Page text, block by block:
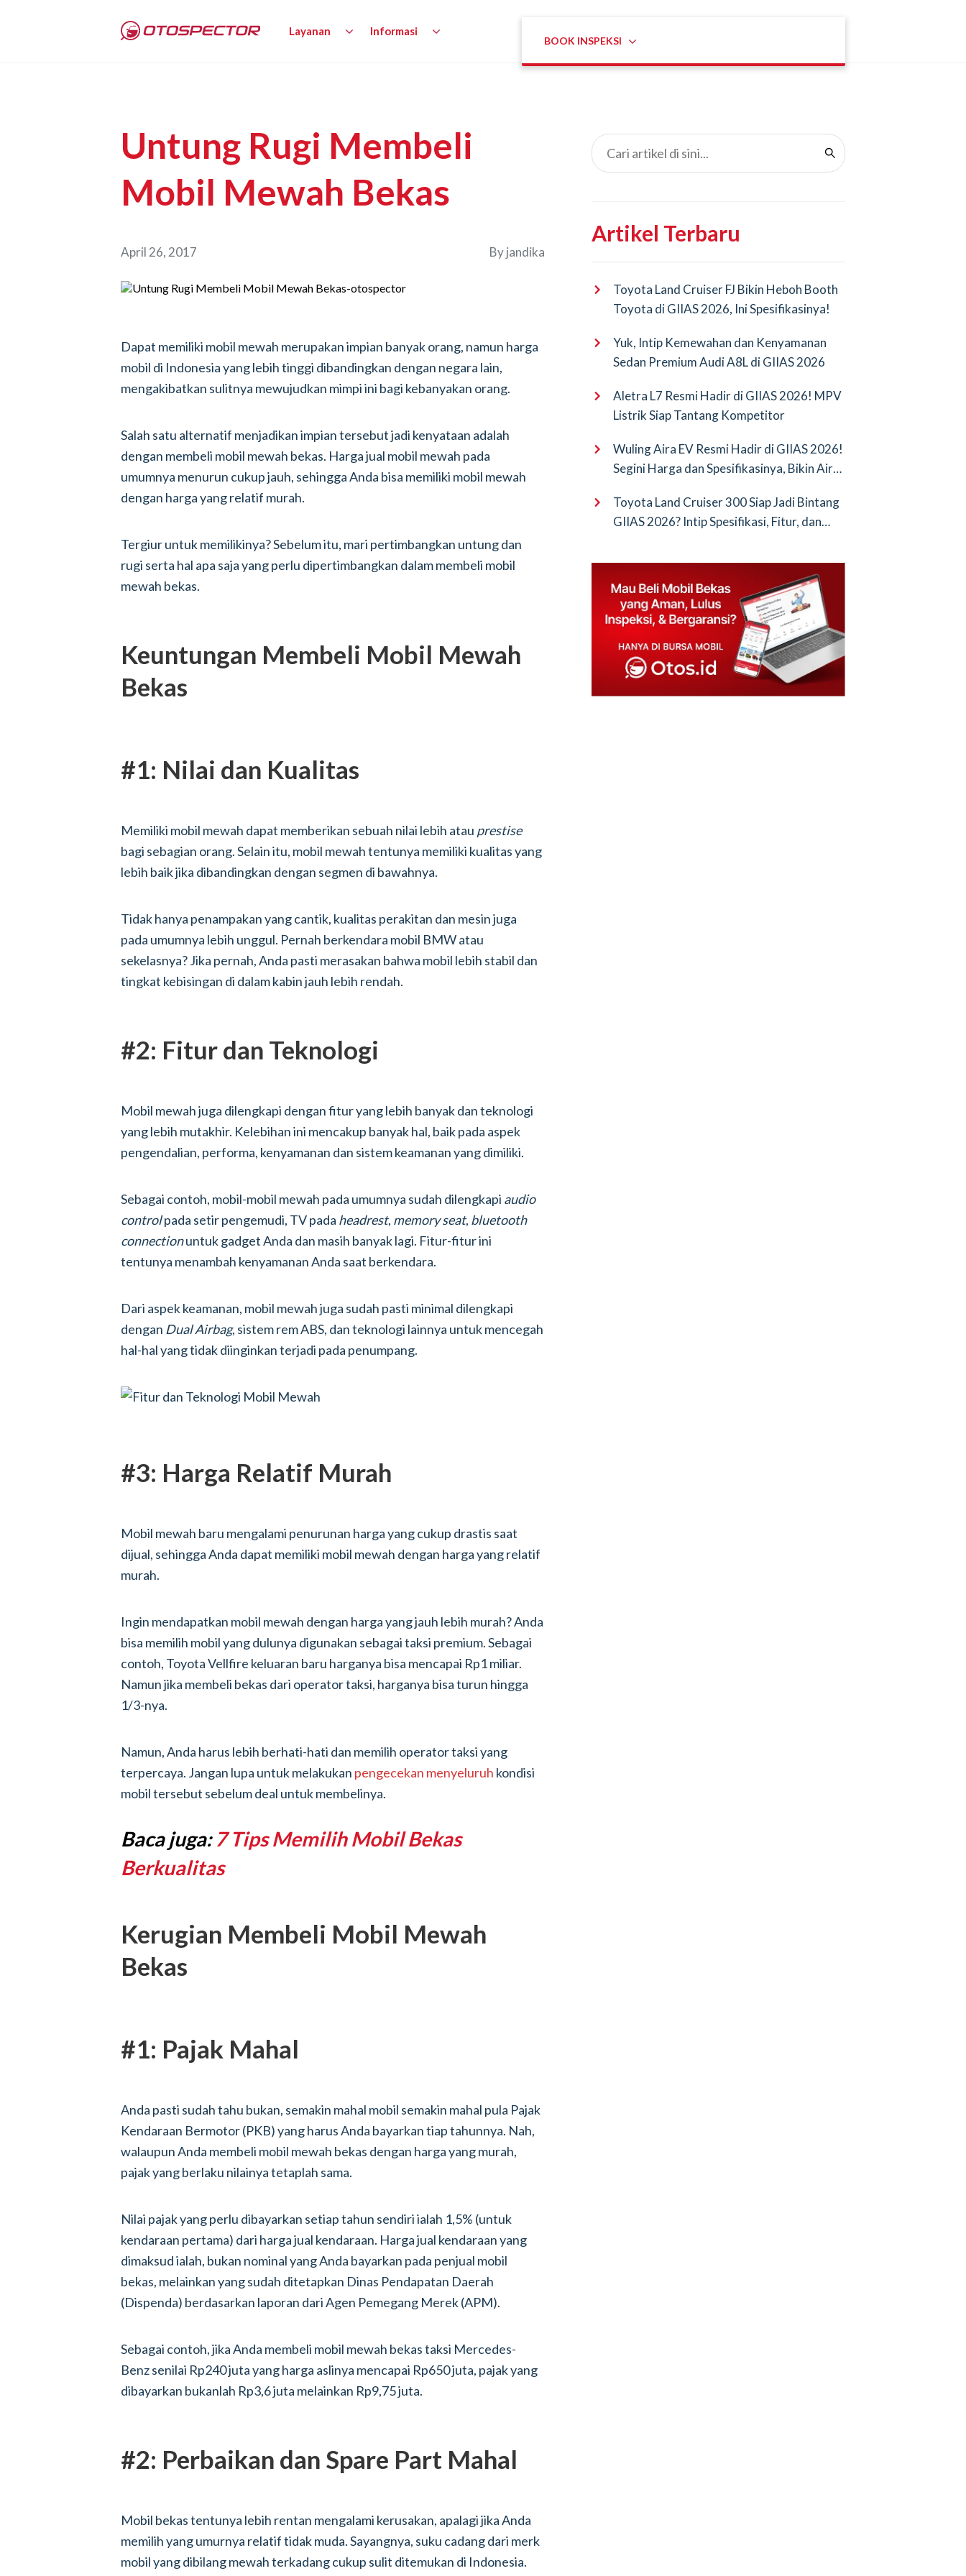
Layanan Informasi
Untung Rugi Membeli
Mobil Mewah Bekas
April 26, 2017 Byjandika
Dapat memiliki mobil mewah merupakan impian banyak orang, namun harga
mobil di Indonesia yang lebih tinggi dibandingkan dengan negara lain,
mengakibatkan sulitnya mewujudkan mimpi ini bagi kebanyakan orang.
Salah satu alternatif menjadikan impian tersebut jadi kenyataan adalah
dengan membeli mobil mewah bekas. Harga jual mobil mewah pada
umumnya menurun cukup jauh, sehingga Anda bisa memiliki mobil mewah
dengan harga yang relatif murah.
Tergiur untuk memilikinya? Sebelum itu, mari pertimbangkan untung dan
rugi serta hal apa saja yang perlu dipertimbangkan dalam membeli mobil
mewah bekas.
Keuntungan Membeli Mobil Mewah
Bekas
#1: Nilai dan Kualitas
Memiliki mobil mewah dapat memberikan sebuah nilai lebih atau prestise
bagi sebagian orang. Selain itu, mobil mewah tentunya memiliki kualitas yang
lebih baik jika dibandingkan dengan segmen di bawahnya.
Tidak hanya penampakan yang cantik, kualitas perakitan dan mesin juga
pada umumnya lebih unggul. Pernah berkendara mobil BMW atau
sekelasnya? Jika pernah, Anda pasti merasakan bahwa mobil lebih stabil dan
tingkat kebisingan di dalam kabin jauh lebih rendah.
#2: Fitur dan Teknologi
Mobil mewah juga dilengkapi dengan fitur yang lebih banyak dan teknologi
yang lebih mutakhir. Kelebihan ini mencakup banyak hal, baik pada aspek
pengendalian, performa, kenyamanan dan sistem keamanan yang dimiliki.
Sebagai contoh, mobil-mobil mewah pada umumnya sudah dilengkapi audio
controlpada setir pengemudi, TV pada headrest, memory seat, bluetooth
connectionuntuk gadget Anda dan masih banyak lagi. Fitur-fitur ini
tentunya menambah kenyamanan Anda saat berkendara.
Dari aspek keamanan, mobil mewah juga sudah pasti minimal dilengkapi
dengan Dual Airbag, sistem rem ABS, dan teknologi lainnya untuk mencegah
hal-hal yang tidak diinginkan terjadi pada penumpang.
#3: Harga Relatif Murah
Mobil mewah baru mengalami penurunan harga yang cukup drastis saat
dijual, sehingga Anda dapat memiliki mobil mewah dengan harga yang relatif
murah.
Ingin mendapatkan mobil mewah dengan harga yang jauh lebih murah? Anda
bisa memilih mobil yang dulunya digunakan sebagai taksi premium. Sebagai
contoh, Toyota Vellfire keluaran baru harganya bisa mencapai Rp1 miliar.
Namun jika membeli bekas dari operator taksi, harganya bisa turun hingga
1/3-nya.
Namun, Anda harus lebih berhati-hati dan memilih operator taksi yang
terpercaya. Jangan lupa untuk melakukan pengecekan menyeluruh kondisi
mobil tersebut sebelum deal untuk membelinya.
Baca juga: 7 Tips Memilih Mobil Bekas
Berkualitas
Kerugian Membeli Mobil Mewah
Bekas
#1: Pajak Mahal
Anda pasti sudah tahu bukan, semakin mahal mobil semakin mahal pula Pajak
Kendaraan Bermotor (PKB) yang harus Anda bayarkan tiap tahunnya. Nah,
walaupun Anda membeli mobil mewah bekas dengan harga yang murah,
pajak yang berlaku nilainya tetaplah sama.
Nilai pajak yang perlu dibayarkan setiap tahun sendiri ialah 1,5% (untuk
kendaraan pertama) dari harga jual kendaraan. Harga jual kendaraan yang
dimaksud ialah, bukan nominal yang Anda bayarkan pada penjual mobil
bekas, melainkan yang sudah ditetapkan Dinas Pendapatan Daerah
(Dispenda) berdasarkan laporan dari Agen Pemegang Merek (APM).
Sebagai contoh, jika Anda membeli mobil mewah bekas taksi Mercedes-
Benz senilai Rp240 juta yang harga aslinya mencapai Rp650 juta, pajak yang
dibayarkan bukanlah Rp3,6 juta melainkan Rp9,75 juta.
#2: Perbaikan dan Spare Part Mahal
Mobil bekas tentunya lebih rentan mengalami kerusakan, apalagi jika Anda
memilih yang umurnya relatif tidak muda. Sayangnya, suku cadang dari merk
mobil yang dibilang mewah terkadang cukup sulit ditemukan di Indonesia.
Artikel Terbaru
Toyota Land Cruiser FJ Bikin Heboh Booth
Toyota di GIIAS 2026, Ini Spesifikasinya!
Yuk, Intip Kemewahan dan Kenyamanan
Sedan Premium Audi A8L di GIIAS 2026
Aletra L7 Resmi Hadir di GIIAS 2026! MPV
Listrik Siap Tantang Kompetitor
Wuling Aira EV Resmi Hadir di GIIAS 2026!
Segini Harga dan Spesifikasinya, Bikin Air
Toyota Land Cruiser 300 Siap Jadi Bintang
GIIAS 2026? Intip Spesifikasi, Fitur, dan
BOOK INSPEKSI